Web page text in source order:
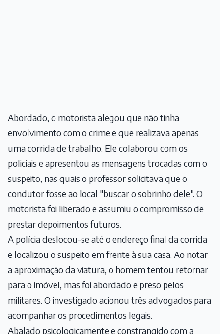
Abordado, o motorista alegou que não tinha
envolvimento com o crime e que realizava apenas
uma corrida de trabalho. Ele colaborou com os
policiais e apresentou as mensagens trocadas com o
suspeito, nas quais o professor solicitava que o
condutor fosse ao local "buscar o sobrinho dele". O
motorista foi liberado e assumiu o compromisso de
prestar depoimentos futuros.
A polícia deslocou-se até o endereço final da corrida
e localizou o suspeito em frente à sua casa. Ao notar
a aproximação da viatura, o homem tentou retornar
para o imóvel, mas foi abordado e preso pelos
militares. O investigado acionou três advogados para
acompanhar os procedimentos legais.
Abalado psicologicamente e constrangido com a